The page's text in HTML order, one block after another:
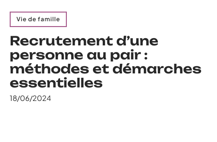
Vie de famille
Recrutement d’une
personne au pair :
méthodes et démarches
essentielles
18/06/2024